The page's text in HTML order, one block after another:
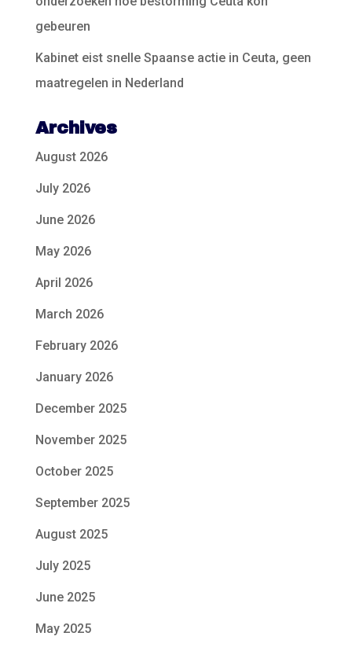
gebeuren
Kabinet eist snelle Spaanse actie in Ceuta, geen
maatregelen in Nederland
Archives
August 2026
July 2026
June 2026
May 2026
April 2026
March 2026
February 2026
January 2026
December 2025
November 2025
October 2025
September 2025
August 2025
July 2025
June 2025
May 2025